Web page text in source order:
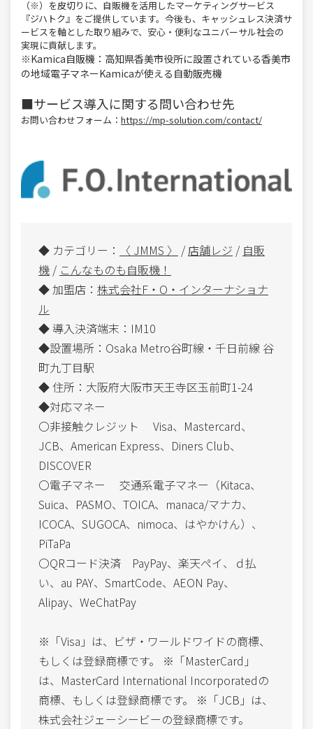
（※）を皮切りに、自販機を活用したマーケティングサービス
『ジハトク』をご提供しています。今後も、キャッシュレス決済サ
ービスを軸とした取り組みで、安心・便利なユニバーサル社会の
実現に貢献します。
※Kamica自販機：高知県香美市役所に設置されている香美市
の地域電子マネーKamicaが使える自動販売機
■サービス導入に関する問い合わせ先
お問い合わせフォーム： https://mp-solution.com/contact/
◆ カテゴリー： 〈 JMMS 〉 /店舗レジ / 自販
機 / こんなものも自販機！
◆ 加盟店： 株式会社F・O・インターナショナ
ル
◆ 導入決済端末：IM10
◆設置場所：Osaka Metro谷町線・千日前線 谷
町九丁目駅
◆ 住所：大阪府大阪市天王寺区玉前町1-24
◆対応マネー
〇非接触クレジット Visa、Mastercard、
JCB、American Express、Diners Club、
DISCOVER
〇電子マネー 交通系電子マネー（Kitaca、
Suica、PASMO、TOICA、manaca/マナカ、
ICOCA、SUGOCA、nimoca、はやかけん）、
PiTaPa
〇QRコード決済 PayPay、楽天ペイ、ｄ払
い、au PAY、SmartCode、AEON Pay、
Alipay、WeChatPay
※「Visa」は、ビザ・ワールドワイドの商標、
もしくは登録商標です。 ※「MasterCard」
は、MasterCard International Incorporatedの
商標、もしくは登録商標です。 ※「JCB」は、
株式会社ジェーシービーの登録商標です。